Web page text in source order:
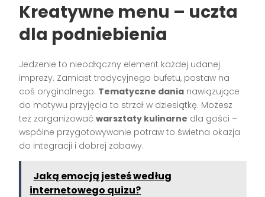
Kreatywne menu – uczta
dla podniebienia
Jedzenie to nieodłączny element każdej udanej
imprezy. Zamiast tradycyjnego bufetu, postaw na
coś oryginalnego. Tematyczne dania nawiązujące
do motywu przyjęcia to strzał w dziesiątkę. Możesz
też zorganizowaćwarsztaty kulinarne dla gości –
wspólne przygotowywanie potraw to świetna okazja
do integracji i dobrej zabawy.
Jaką emocją jesteś według
internetowego quizu?